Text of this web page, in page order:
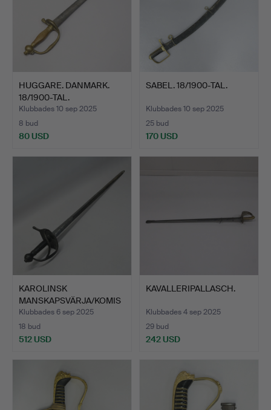
HUGGARE. DANMARK.
18/1900-TAL.
Klubbades 10 sep 2025
8 bud
80 USD
SABEL. 18/1900-TAL.
Klubbades 10 sep 2025
25 bud
170 USD
KAROLINSK
MANSKAPSVÄRJA/KOMIS
SVÄRJA, M/168…
Klubbades 6 sep 2025
18 bud
512 USD
KAVALLERIPALLASCH.
Klubbades 4 sep 2025
29 bud
242 USD